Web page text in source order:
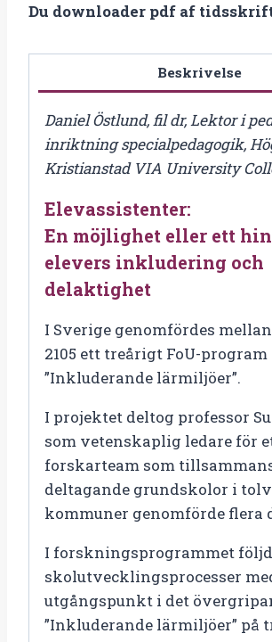
Elevassistenter:
eller
ett
hinder
för
inkludering
och
delaktighet
antal
Du downloader pdf af
Beskrivelse
Daniel Östlund, fil dr, Lektor i
inriktning specialpedagogik,
Kristianstad VIA University
Elevassistenter:
En möjlighet eller ett
elevers inkludering och
delaktighet
I Sverige genomfördes mellan
2105 ett treårigt FoU-
”Inkluderande lärmiljöer”.
I projektet deltog professor
som vetenskaplig ledare för
forskarteam som tillsammans
deltagande grundskolor i tolv
kommuner genomförde flera
I forskningsprogrammet
skolutvecklingsprocesser
utgångspunkt i det
”Inkluderande lärmiljöer” på